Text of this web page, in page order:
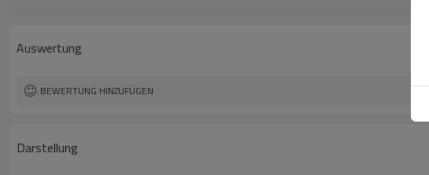
Auswertung
BEWERTUNG HINZUFÜGEN
Darstellung